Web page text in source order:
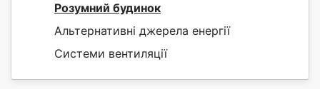
Розумний будинок
Альтернативні джерела енергії
Системи вентиляції